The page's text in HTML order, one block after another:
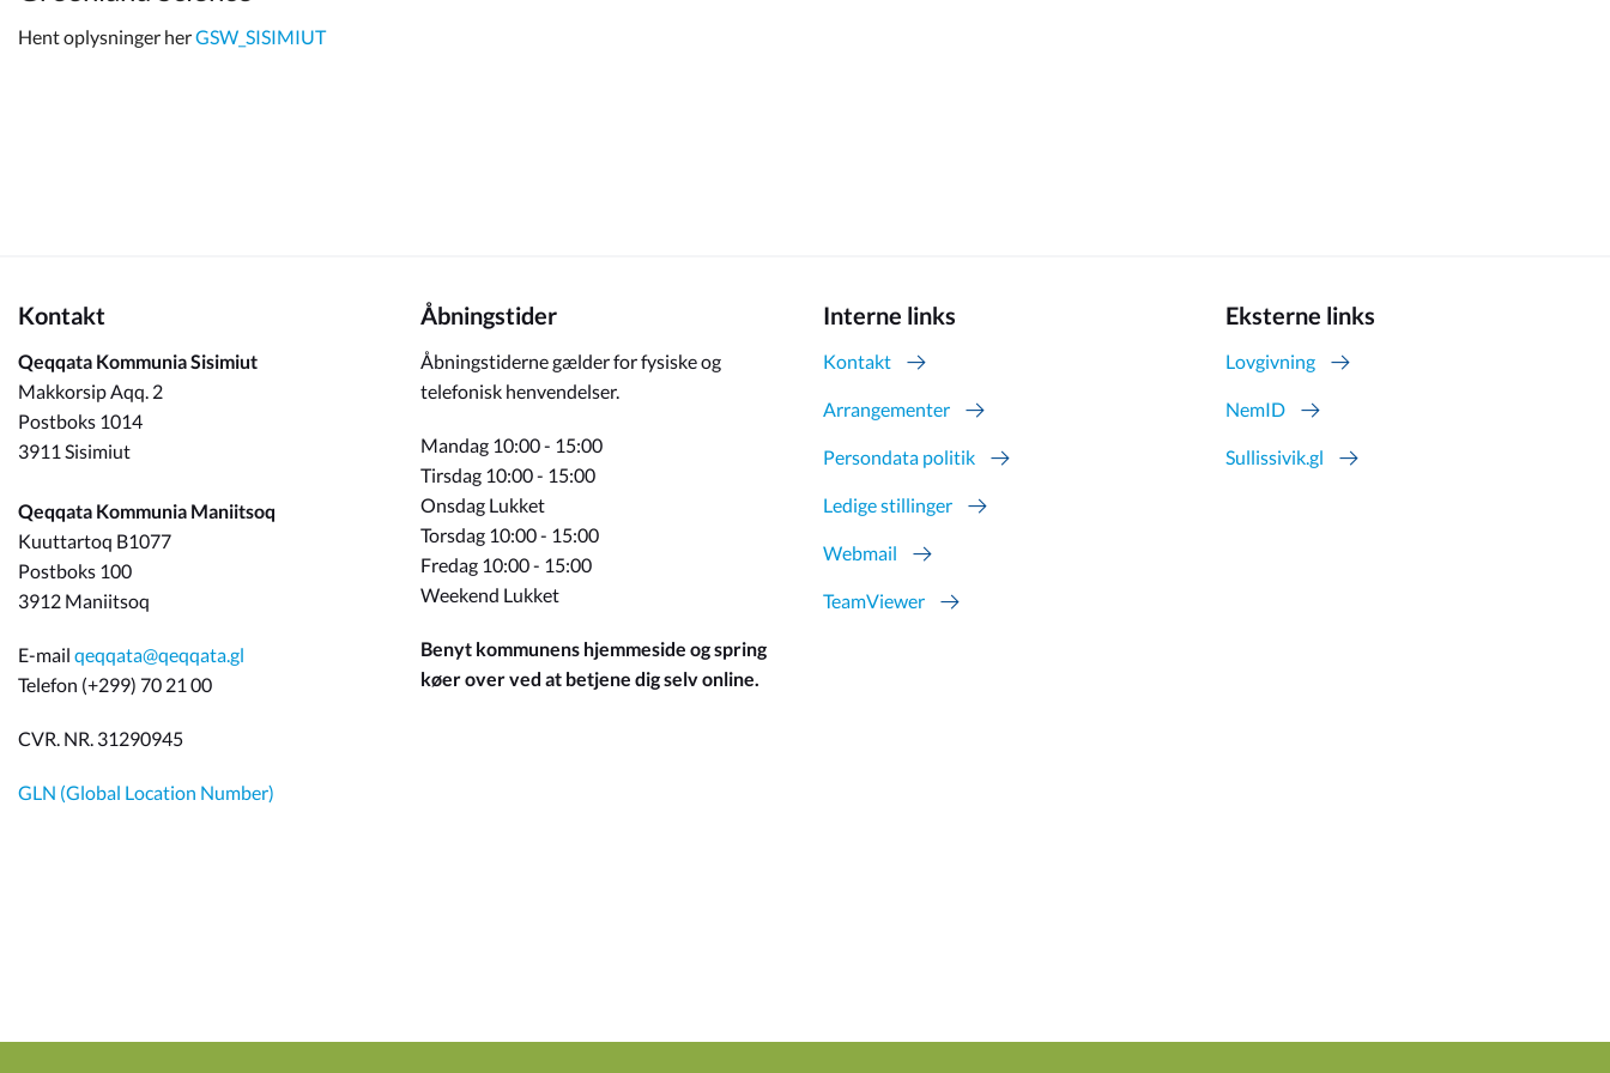
Kommuneplan
Hent oplysninger herGSW_SISIMIUT
Kontakt
Qeqqata Kommunia Sisimiut
Makkorsip Aqq. 2
Postboks 1014
3911 Sisimiut
Qeqqata Kommunia Maniitsoq
Kuuttartoq B1077
Postboks 100
3912 Maniitsoq
E-mail qeqqata@qeqqata.gl
Telefon (+299) 70 21 00
CVR. NR. 31290945
GLN (Global Location Number)
Åbningstider
Åbningstiderne gælder for fysiske og
telefonisk henvendelser.
Mandag 10:00 - 15:00
Tirsdag 10:00 - 15:00
Onsdag Lukket
Torsdag 10:00 - 15:00
Fredag 10:00 - 15:00
Weekend Lukket
Benyt kommunens hjemmeside og spring
køer over ved at betjene dig selv online.
Interne links
Kontakt
Arrangementer
Persondata politik
Ledige stillinger
Webmail
TeamViewer
Eksterne links
Lovgivning
NemID
Sullissivik.gl